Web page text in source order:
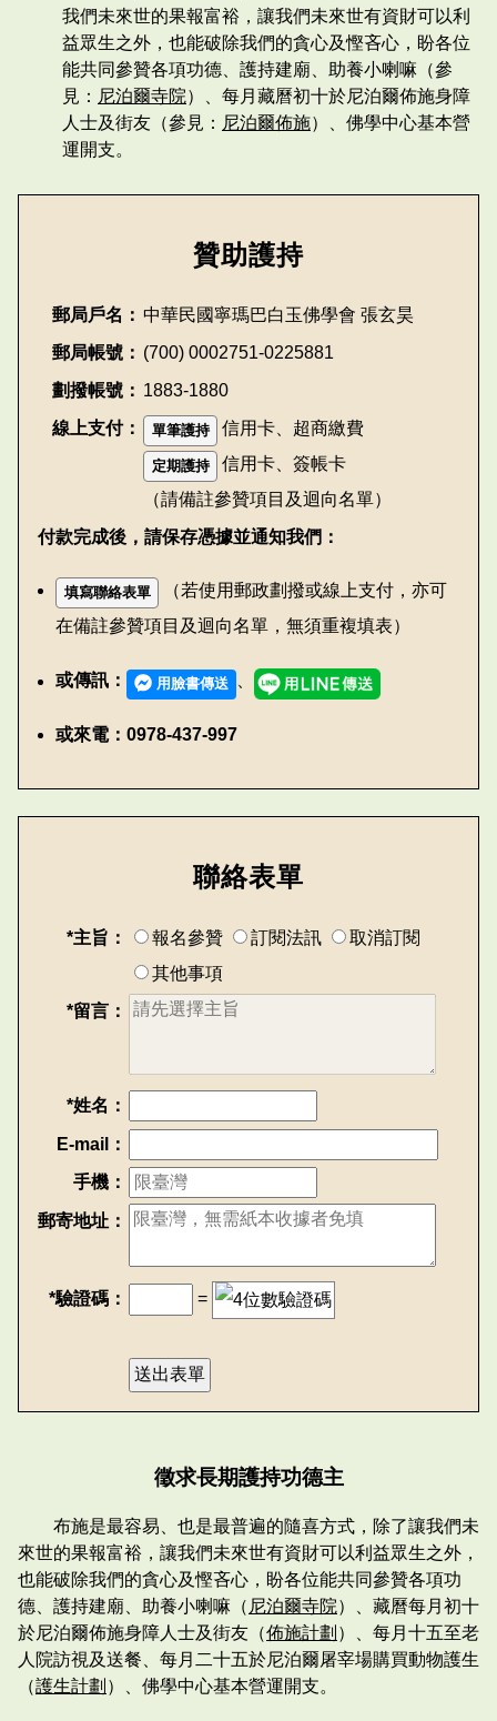
我們未來世的果報富裕，讓我們未來世有資財可以利
益眾生之外，也能破除我們的貪心及慳吝心，盼各位
能共同參贊各項功德、護持建廟、助養小喇嘛（參
見： 尼泊爾寺院）、每月藏曆初十於尼泊爾佈施身障
人士及街友（參見： 尼泊爾佈施）、佛學中心基本營
運開支。
贊助護持
郵局戶名： 中華民國寧瑪巴白玉佛學會 張玄昊
郵局帳號： (700) 0002751-0225881
劃撥帳號： 1883-1880
線上支付：
單筆護持 信用卡、超商繳費
定期護持
信用卡、簽帳卡
（請備註參贊項目及迴向名單）
付款完成後，請保存憑據並通知我們：
填寫聯絡表單
（若使用郵政劃撥或線上支付，亦可
在備註參贊項目及迴向名單，無須重複填表）
或傳訊： 用臉書傳送 、
或來電：0978-437-997
聯絡表單
*主旨： 報名參贊 訂閱法訊
取消訂閱
其他事項
*留言：
*姓名：
E-mail：
手機：
郵寄地址：
*驗證碼： =
徵求長期護持功德主
布施是最容易、也是最普遍的隨喜方式，除了讓我們未
來世的果報富裕，讓我們未來世有資財可以利益眾生之外，
也能破除我們的貪心及慳吝心，盼各位能共同參贊各項功
德、護持建廟、助養小喇嘛（ 尼泊爾寺院）、藏曆每月初十
於尼泊爾佈施身障人士及街友（佈施計劃 ）、每月十五至老
人院訪視及送餐、每月二十五於尼泊爾屠宰場購買動物護生
（護生計劃 ）、佛學中心基本營運開支。